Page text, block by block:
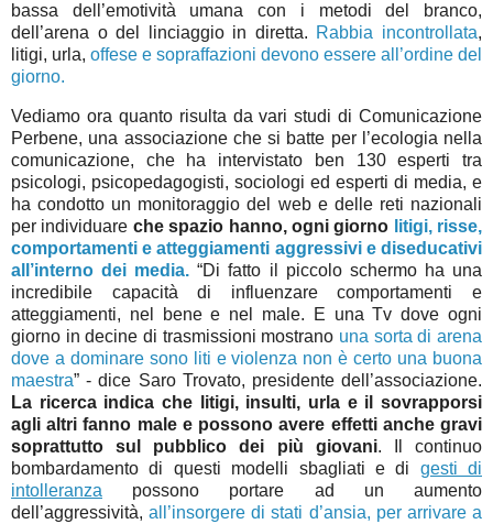
bassa dell’emotività umana con i metodi del branco,
dell’arena o del linciaggio in diretta. Rabbia incontrollata,
litigi, urla, offese e sopraffazioni devono essere all’ordine del
giorno.
Vediamo ora quanto risulta da vari studi di Comunicazione
Perbene, una associazione che si batte per l’ecologia nella
comunicazione, che ha intervistato ben 130 esperti tra
psicologi, psicopedagogisti, sociologi ed esperti di media, e
ha condotto un monitoraggio del web e delle reti nazionali
per individuare che spazio hanno, ogni giorno litigi, risse,
comportamenti e atteggiamenti aggressivi e diseducativi
all’interno dei media. “Di fatto il piccolo schermo ha una
incredibile capacità di influenzare comportamenti e
atteggiamenti, nel bene e nel male. E una Tv dove ogni
giorno in decine di trasmissioni mostrano una sorta di arena
dove a dominare sono liti e violenza non è certo una buona
maestra” - dice Saro Trovato, presidente dell’associazione.
La ricerca indica che litigi, insulti, urla e il sovrapporsi
agli altri fanno male e possono avere effetti anche gravi
soprattutto sul pubblico dei più giovani. Il continuo
bombardamento di questi modelli sbagliati e di gesti di
intolleranza possono portare ad un aumento
dell’aggressività,all’insorgere di stati d’ansia, per arrivare a